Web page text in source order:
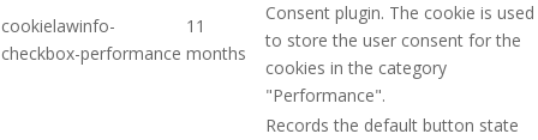
cookielawinfo-
checkbox-performance
11
months
Consent plugin. The cookie is used
to store the user consent for the
cookies in the category
"Performance".
Records the default button state